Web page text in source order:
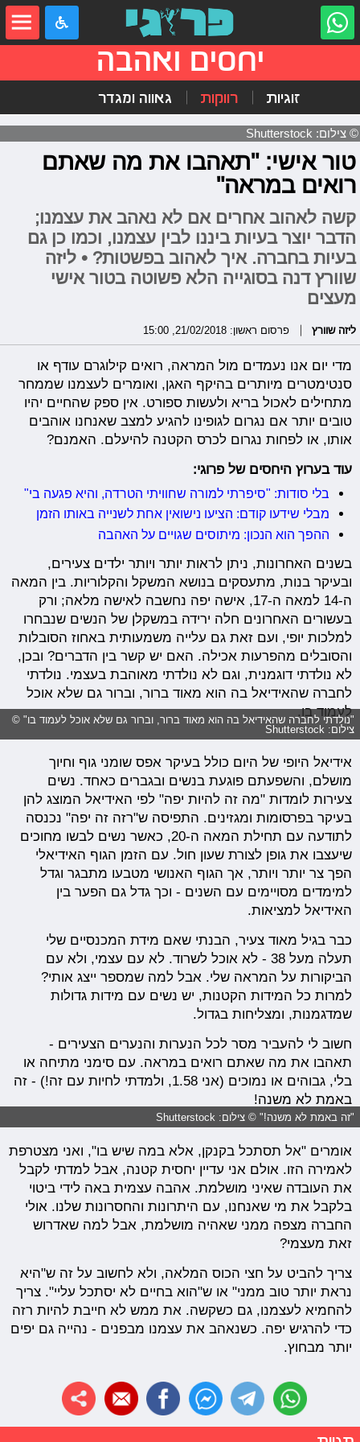
יחסים ואהבה
זוגיות רווקות גאווה ומגדר
© צילום: Shutterstock
טור אישי: "תאהבו את מה שאתם
רואים במראה"
קשה לאהוב אחרים אם לא נאהב את עצמנו;
הדבר יוצר בעיות ביננו לבין עצמנו, וכמו כן גם
בעיות בחברה. איך לאהוב בפשטות? • ליזה
שוורץ דנה בסוגייה הלא פשוטה בטור אישי
מעצים
ליזה שוורץ פרסום ראשון: 21/02/2018, 15:00
מדי יום אנו נעמדים מול המראה, רואים קילוגרם עודף או
סנטימטרים מיותרים בהיקף האגן, ואומרים לעצמנו שממחר
מתחילים לאכול בריא ולעשות ספורט. אין ספק שהחיים יהיו
טובים יותר אם נגרום לגופינו להגיע למצב שאנחנו אוהבים
אותו, או לפחות נגרום לכרס הקטנה להיעלם. האמנם?
עוד בערוץ היחסים של פרוגי:
בלי סודות: "סיפרתי למורה שחוויתי הטרדה, והיא פגעה בי"
מבלי שידעו קודם: הציעו נישואין אחת לשנייה באותו הזמן
ההפך הוא הנכון: מיתוסים שגויים על האהבה
בשנים האחרונות, ניתן לראות יותר ויותר ילדים צעירים,
ובעיקר בנות, מתעסקים בנושא המשקל והקלוריות. בין המאה
ה-14 למאה ה-17, אישה יפה נחשבה לאישה מלאה; ורק
בעשורים האחרונים חלה ירידה במשקלן של הנשים שנבחרו
למלכות יופי, ועם זאת גם עלייה משמעותית באחוז הסובלות
והסובלים מהפרעות אכילה. האם יש קשר בין הדברים? ובכן,
לא נולדתי דוגמנית, וגם לא נולדתי מאוהבת בעצמי. נולדתי
לחברה שהאידיאל בה הוא מאוד ברור, וברור גם שלא אוכל
לעמוד בו.
"נולדתי לחברה שהאידיאל בה הוא מאוד ברור, וברור גם שלא אוכל לעמוד בו" ©
צילום: Shutterstock
אידיאל היופי של היום כולל בעיקר אפס שומני גוף וחיוך
מושלם, והשפעתם פוגעת בנשים ובגברים כאחד. נשים
צעירות לומדות "מה זה להיות יפה" לפי האידיאל המוצג להן
בעיקר בפרסומות ומגזינים. התפיסה ש"רזה זה יפה" נכנסה
לתודעה עם תחילת המאה ה-20, כאשר נשים לבשו מחוכים
שיעצבו את גופן לצורת שעון חול. עם הזמן הגוף האידיאלי
הפך צר יותר ויותר, אך הגוף האנושי מטבעו מתבגר וגדל
למימדים מסויימים עם השנים - וכך גדל גם הפער בין
האידיאל למציאות.
כבר בגיל מאוד צעיר, הבנתי שאם מידת המכנסיים שלי
תעלה מעל 38 - לא אוכל לשרוד. לא עם עצמי, ולא עם
הביקורות על המראה שלי. אבל למה שמספר ייצג אותי?
למרות כל המידות הקטנות, יש נשים עם מידות גדולות
שמדגמנות, ומצליחות בגדול.
חשוב לי להעביר מסר לכל הנערות והנערים הצעירים -
תאהבו את מה שאתם רואים במראה. עם סימני מתיחה או
בלי, גבוהים או נמוכים (אני 1.58, ולמדתי לחיות עם זה!) - זה
באמת לא משנה!
"זה באמת לא משנה!" © צילום: Shutterstock
אומרים "אל תסתכל בקנקן, אלא במה שיש בו", ואני מצטרפת
לאמירה הזו. אולם אני עדיין יחסית קטנה, אבל למדתי לקבל
את העובדה שאיני מושלמת. אהבה עצמית באה לידי ביטוי
בלקבל את מי שאנחנו, עם היתרונות והחסרונות שלנו. אולי
החברה מצפה ממני שאהיה מושלמת, אבל למה שאדרוש
זאת מעצמי?
צריך להביט על חצי הכוס המלאה, ולא לחשוב על זה ש"היא
נראת יותר טוב ממני" או ש"הוא בחיים לא יסתכל עליי". צריך
להחמיא לעצמנו, גם כשקשה. את ממש לא חייבת להיות רזה
כדי להרגיש יפה. כשנאהב את עצמנו מבפנים - נהייה גם יפים
יותר מבחוץ.